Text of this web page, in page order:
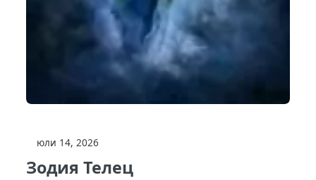
юли 14, 2026
Зодия Телец